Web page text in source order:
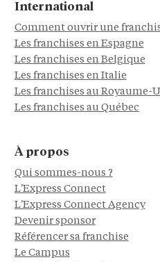
International
Comment ouvrir une
Les franchises en Espagne
Les franchises en Belgique
Les franchises en Italie
Les franchises au Royaume-
Les franchises au Québec
À propos
Qui sommes-nous ?
L'Express Connect
L'Express Connect Agency
Devenir sponsor
Référencer sa franchise
Le Campus